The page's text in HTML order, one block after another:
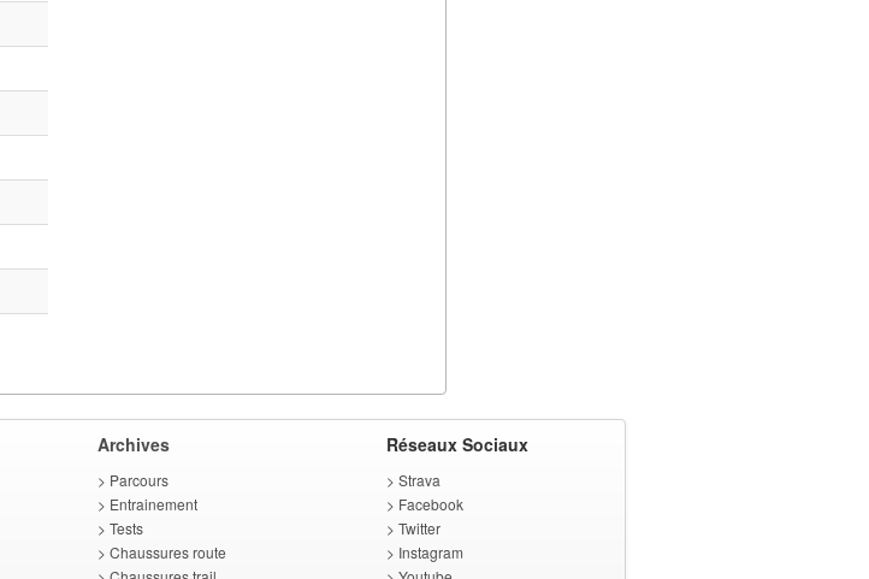
Archives
> Parcours
> Entrainement
> Tests
> Chaussures route
Réseaux Sociaux
> Strava
> Facebook
> Twitter
> Instagram